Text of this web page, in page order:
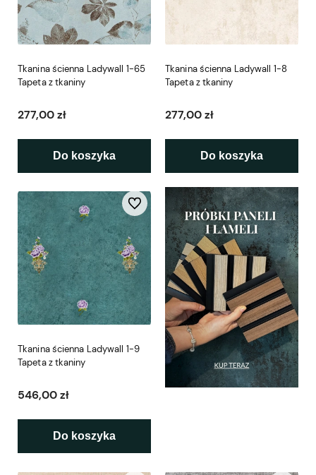
Tkanina ścienna Ladywall 1-65
Tapeta z tkaniny
277,00 zł
Do koszyka
Tkanina ścienna Ladywall 1-8
Tapeta z tkaniny
277,00 zł
Do koszyka
Tkanina ścienna Ladywall 1-9
Tapeta z tkaniny
546,00 zł
Do koszyka
Do ulubionych